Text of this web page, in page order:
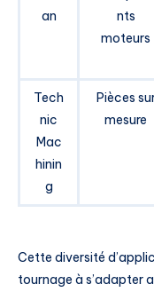
an
nts
moteurs
Tech
nic
Mac
hinin
g
Pièces
mesure
Cette diversité
tournage à s’adapter